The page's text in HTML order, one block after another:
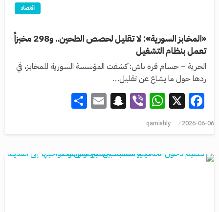
اقتصاد
«المخابز السورية»: لا تقليل لحصص الطحين.. و298 مخبزاً
تعمل بنظام التشغيل
الحرية – حسام قره باش: كشفت المؤسسة السورية للمخابز، في
ردها حول ما يشاع عن تقليل…
Facebook
X
WhatsApp
Viber
Snapchat
Email
2026-06-06
qamishly